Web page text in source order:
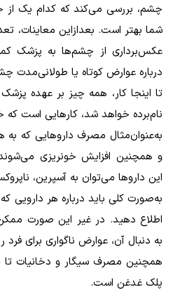
چشم، بررسی می‌کند که کدام یک از
شما بهتر است. بعدازاین معاینات،
عکس‌برداری از چشم‌ها به پزشک
درباره عوارض کوتاه یا طولانی‌مدت
تا اینجا کار، همه چیز بر عهده
نام‌برده خواهد شد، کار‌هایی است که
به‌عنوان‌مثال مصرف دارو‌هایی که
و همچنین افزایش خونریزی
این دارو‌ها می‌توان به آسپرین،
به‌صورت کلی باید درباره هر
اطلاع دهید. در غیر این صورت
به دنبال آن، عوارض ناگواری برای
همچنین مصرف سیگار و دخانیات
پلک غدغن است.